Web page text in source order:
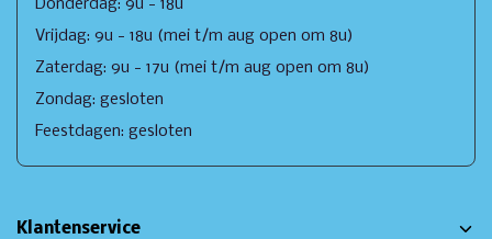
Donderdag: 9u - 18u
Vrijdag: 9u - 18u (mei t/m aug open om 8u)
Zaterdag: 9u - 17u (mei t/m aug open om 8u)
Zondag: gesloten
Feestdagen: gesloten
Klantenservice